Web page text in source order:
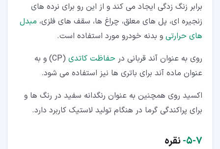
برابر زنگ زدگی ایجاد می کند و از این رو برای نرده های
زنجیره ای، پل های معلق، چراغ ها، سقف های فلزی، مبدل
های حرارتی و بدنه خودرو مورد استفاده است.
روی به عنوان آند قربانی در حفاظت کاتدی
(CP) و به
عنوان ماده آند برای باتری ها نیز استفاده می شود.
اکسید روی همچنین به عنوان رنگدانه سفید در رنگ ها و
برای پراکندگی گرما در هنگام تولید لاستیک کاربرد دارد.
۷‏-‏۵‏- نقره